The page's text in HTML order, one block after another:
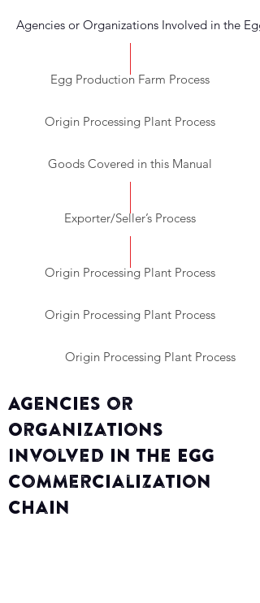
Agencies or Organizations Involved in the
Egg Production Farm Process
Origin Processing Plant Process
Goods Covered in this Manual
Exporter/Seller’s Process
Origin Processing Plant Process
Origin Processing Plant Process
Origin Processing Plant Process
Agencies or
Organizations
Involved in the Egg
Commercialization
Chain